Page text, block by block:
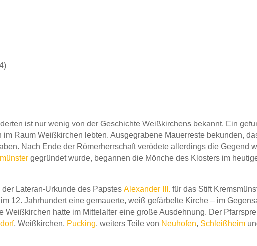
ist nur wenig von der Geschichte Weißkirchens bekannt. Ein
im Raum Weißkirchen lebten. Ausgegrabene Mauerreste bekunden,
Nach Ende der Römerherrschaft verödete allerdings die Gegend
gegründet wurde, begannen die Mönche des Klosters im
der Lateran-Urkunde des Papstes Alexander III. für das Stift
12. Jahrhundert eine gemauerte, weiß gefärbelte Kirche – im
Weißkirchen hatte im Mittelalter eine große Ausdehnung. Der
, Weißkirchen, Pucking, weiters Teile von Neuhofen, Schleißheim